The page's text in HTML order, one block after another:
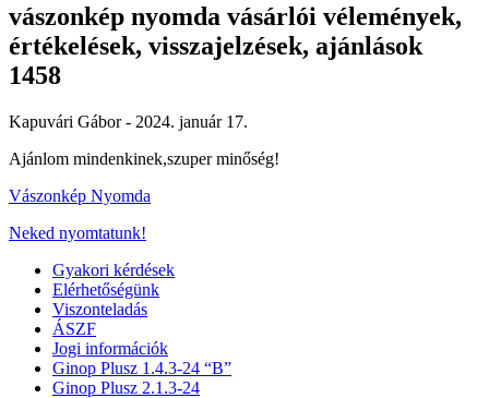
vászonkép nyomda vásárlói vélemények,
értékelések, visszajelzések, ajánlások
1458
Kapuvári Gábor - 2024. január 17.
Ajánlom mindenkinek,szuper minőség!
Vászonkép Nyomda
Neked nyomtatunk!
Gyakori kérdések
Elérhetőségünk
Viszonteladás
ÁSZF
Jogi információk
Ginop Plusz 1.4.3-24 “B”
Ginop Plusz 2.1.3-24